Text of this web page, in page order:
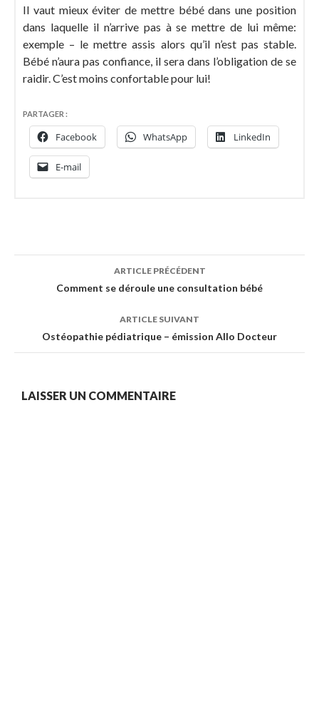
Il vaut mieux éviter de mettre bébé dans une position
dans laquelle il n’arrive pas à se mettre de lui même:
exemple – le mettre assis alors qu’il n’est pas stable.
Bébé n’aura pas confiance, il sera dans l’obligation de se
raidir. C’est moins confortable pour lui!
PARTAGER :
Facebook WhatsApp LinkedIn
E-mail
ARTICLE PRÉCÉDENT
Comment se déroule une consultation bébé
ARTICLE SUIVANT
Ostéopathie pédiatrique – émission Allo Docteur
LAISSER UN COMMENTAIRE